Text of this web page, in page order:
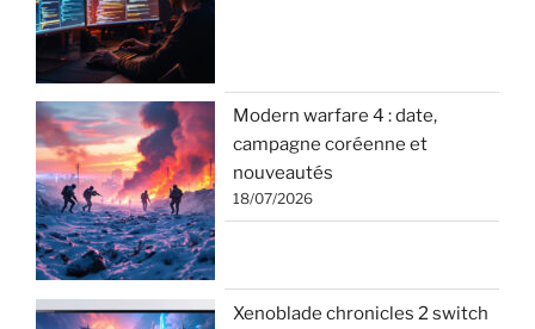
Modern warfare 4 : date,
campagne coréenne et
nouveautés
18/07/2026
Xenoblade chronicles 2 switch